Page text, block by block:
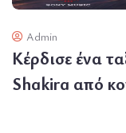
Admin
Κέρδισε ένα
Shakira από